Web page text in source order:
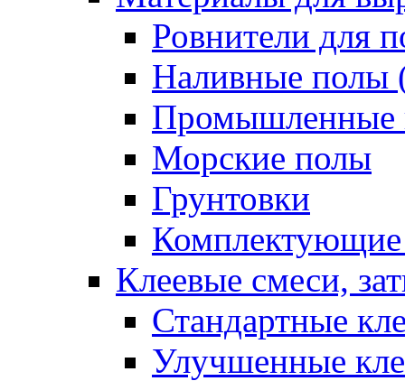
Ровнители для
Наливные полы
Промышленные
Морские полы
Грунтовки
Клеевые смеси,
Стандартные
Улучшенные